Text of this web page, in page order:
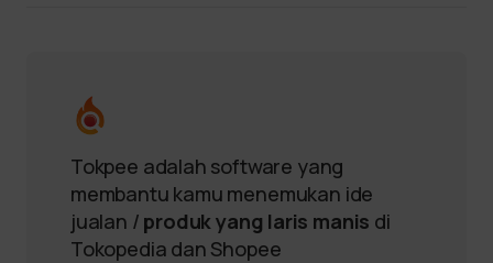
Tokpee adalah software yang
membantu kamu menemukan ide
jualan / produk yang laris manis di
Tokopedia dan Shopee